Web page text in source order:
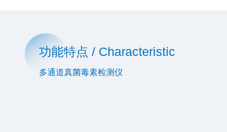
功能特点 / Characteristic
多通道真菌毒素检测仪